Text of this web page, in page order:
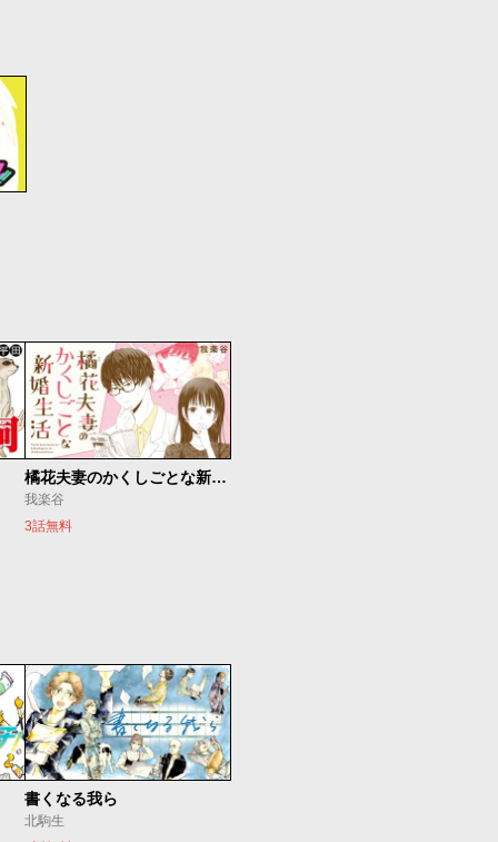
橘花夫妻のかくしごとな新婚生活
我楽谷
3話無料
書くなる我ら
北駒生